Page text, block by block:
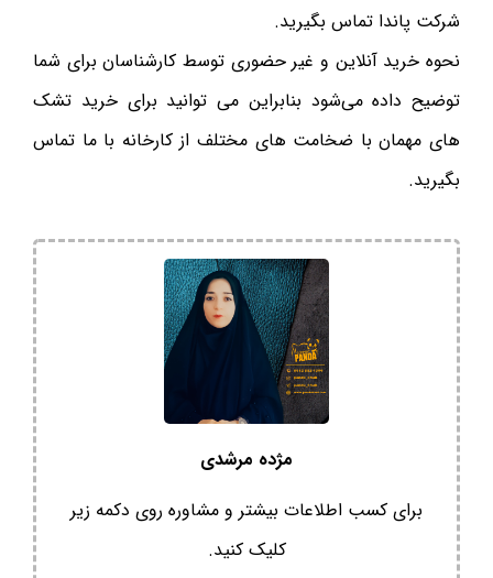
شرکت پاندا تماس بگیرید.
نحوه خرید آنلاین و غیر حضوری توسط کارشناسان برای شما
توضیح داده می‌شود بنابراین می ‌توانید برای خرید تشک
های مهمان با ضخامت های مختلف از کارخانه با ما تماس
بگیرید.
مژده مرشدی
برای کسب اطلاعات بیشتر و مشاوره روی دکمه زیر
کلیک کنید.